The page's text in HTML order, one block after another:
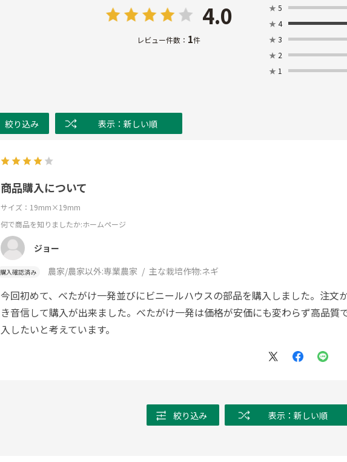
4.0
レビュー件数： 1件
★ 5
★ 4
★ 3
★ 2
★ 1
絞り込み 表示：新しい順
商品購入について
サイズ：19mm×19mm
何で商品を知りましたか:ホームページ
ジョー
購入確認済み 農家/農家以外:専業農家 主な栽培作物:ネギ
今回初めて、べたがけ一発並びにビニールハウスの部品を購入しました。注文
き音信して購入が出来ました。べたがけ一発は価格が安価にも変わらず高品質
入したいと考えています。
絞り込み 表示：新しい順